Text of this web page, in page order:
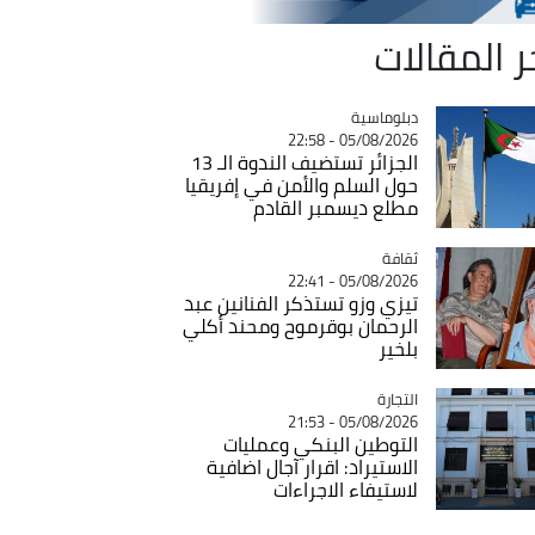
المقالات
Catégorie
دبلوماسية
05/08/2026 - 22:58
الجزائر تستضيف الندوة الـ 13
حول السلم والأمن في إفريقيا
مطلع ديسمبر القادم
Catégorie
ثقافة
05/08/2026 - 22:41
تيزي وزو تستذكر الفنانين عبد
الرحمان بوقرموح ومحند أكلي
بلخير
Catégorie
التجارة
05/08/2026 - 21:53
التوطين البنكي وعمليات
الاستيراد: اقرار آجال اضافية
لاستيفاء الاجراءات